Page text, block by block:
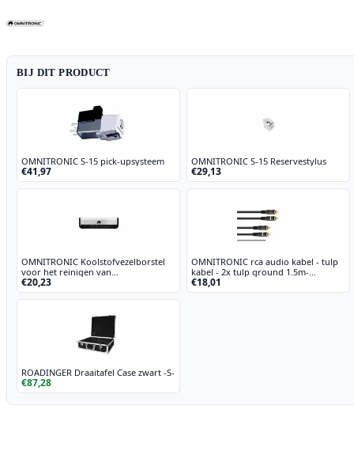
BIJ DIT PRODUCT
OMNITRONIC S-15 pick-upsysteem
€41,97
OMNITRONIC S-15 Reservestylus
€29,13
OMNITRONIC Koolstofvezelborstel
voor het reinigen van
grammofoonplaten
€20,23
OMNITRONIC rca audio kabel - tulp
kabel - 2x tulp ground 1.5m-
platenspeler kabel met aarde -
€18,01
ROADINGER Draaitafel Case zwart -S-
€87,28